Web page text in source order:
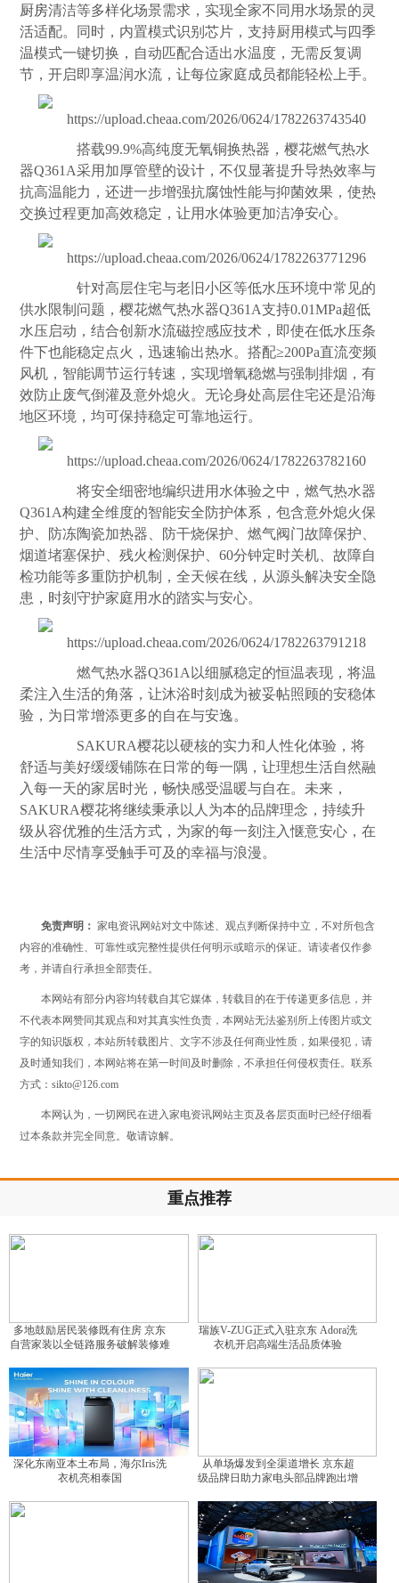
厨房清洁等多样化场景需求，实现全家不同用水场景的灵
活适配。同时，内置模式识别芯片，支持厨用模式与四季
温模式一键切换，自动匹配合适出水温度，无需反复调
节，开启即享温润水流，让每位家庭成员都能轻松上手。
搭载99.9%高纯度无氧铜换热器，樱花燃气热水
器Q361A采用加厚管壁的设计，不仅显著提升导热效率与
抗高温能力，还进一步增强抗腐蚀性能与抑菌效果，使热
交换过程更加高效稳定，让用水体验更加洁净安心。
针对高层住宅与老旧小区等低水压环境中常见的
供水限制问题，樱花燃气热水器Q361A支持0.01MPa超低
水压启动，结合创新水流磁控感应技术，即使在低水压条
件下也能稳定点火，迅速输出热水。搭配≥200Pa直流变频
风机，智能调节运行转速，实现增氧稳燃与强制排烟，有
效防止废气倒灌及意外熄火。无论身处高层住宅还是沿海
地区环境，均可保持稳定可靠地运行。
将安全细密地编织进用水体验之中，燃气热水器
Q361A构建全维度的智能安全防护体系，包含意外熄火保
护、防冻陶瓷加热器、防干烧保护、燃气阀门故障保护、
烟道堵塞保护、残火检测保护、60分钟定时关机、故障自
检功能等多重防护机制，全天候在线，从源头解决安全隐
患，时刻守护家庭用水的踏实与安心。
燃气热水器Q361A以细腻稳定的恒温表现，将温
柔注入生活的角落，让沐浴时刻成为被妥帖照顾的安稳体
验，为日常增添更多的自在与安逸。
SAKURA樱花以硬核的实力和人性化体验，将
舒适与美好缓缓铺陈在日常的每一隅，让理想生活自然融
入每一天的家居时光，畅快感受温暖与自在。未来，
SAKURA樱花将继续秉承以人为本的品牌理念，持续升
级从容优雅的生活方式，为家的每一刻注入惬意安心，在
生活中尽情享受触手可及的幸福与浪漫。
免责声明： 家电资讯网站对文中陈述、观点判断保持中立，不对所包含
内容的准确性、可靠性或完整性提供任何明示或暗示的保证。请读者仅作参
考，并请自行承担全部责任。
本网站有部分内容均转载自其它媒体，转载目的在于传递更多信息，并
不代表本网赞同其观点和对其真实性负责，本网站无法鉴别所上传图片或文
字的知识版权，本站所转载图片、文字不涉及任何商业性质，如果侵犯，请
及时通知我们，本网站将在第一时间及时删除，不承担任何侵权责任。联系
方式：sikto@126.com
本网认为，一切网民在进入家电资讯网站主页及各层页面时已经仔细看
过本条款并完全同意。敬请谅解。
重点推荐
多地鼓励居民装修既有住房 京东
自营家装以全链路服务破解装修难
瑞族V-ZUG正式入驻京东 Adora洗
衣机开启高端生活品质体验
深化东南亚本土布局，海尔Iris洗
衣机亮相泰国
从单场爆发到全渠道增长 京东超
级品牌日助力家电头部品牌跑出增